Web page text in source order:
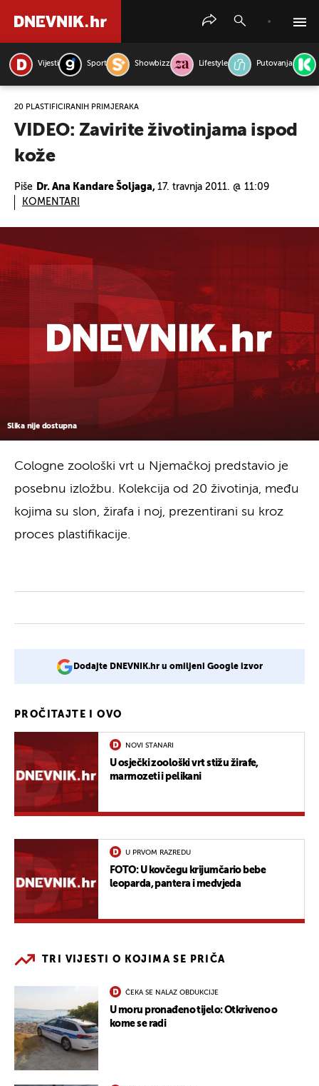
Vijesti Sport Showbizz Lifestyle Putovanja
20 PLASTIFICIRANIH PRIMJERAKA
VIDEO: Zavirite životinjama ispod
kože
Piše Dr. Ana Kandare Šoljaga, 17. travnja 2011. @ 11:09
KOMENTARI
Slika nije dostupna
Cologne zoološki vrt u Njemačkoj predstavio je
posebnu izložbu. Kolekcija od 20 životinja, među
kojima su slon, žirafa i noj, prezentirani su kroz
proces plastifikacije.
Dodajte DNEVNIK.hr u omiljeni Google izvor
PROČITAJTE I OVO
NOVI STANARI
U osječki zoološki vrt stižu žirafe,
marmozeti i pelikani
U PRVOM RAZREDU
FOTO: U kovčegu krijumčario bebe
leoparda, pantera i medvjeda
TRI VIJESTI O KOJIMA SE PRIČA
ČEKA SE NALAZ OBDUKCIJE
U moru pronađeno tijelo: Otkriveno o
kome se radi
PRETRAŽITE VIJESTI